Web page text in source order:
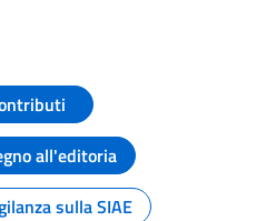
pagina
all'editoria
sulla SIAE